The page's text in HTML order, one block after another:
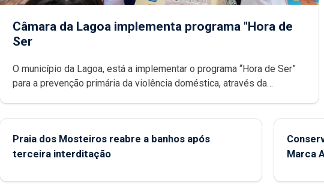
Câmara da Lagoa implementa programa "Hora de
Ser
O município da Lagoa, está a implementar o programa “Hora de Ser”
para a prevenção primária da violência doméstica, através da
Praia dos Mosteiros reabre a banhos após
terceira interditação
Marca